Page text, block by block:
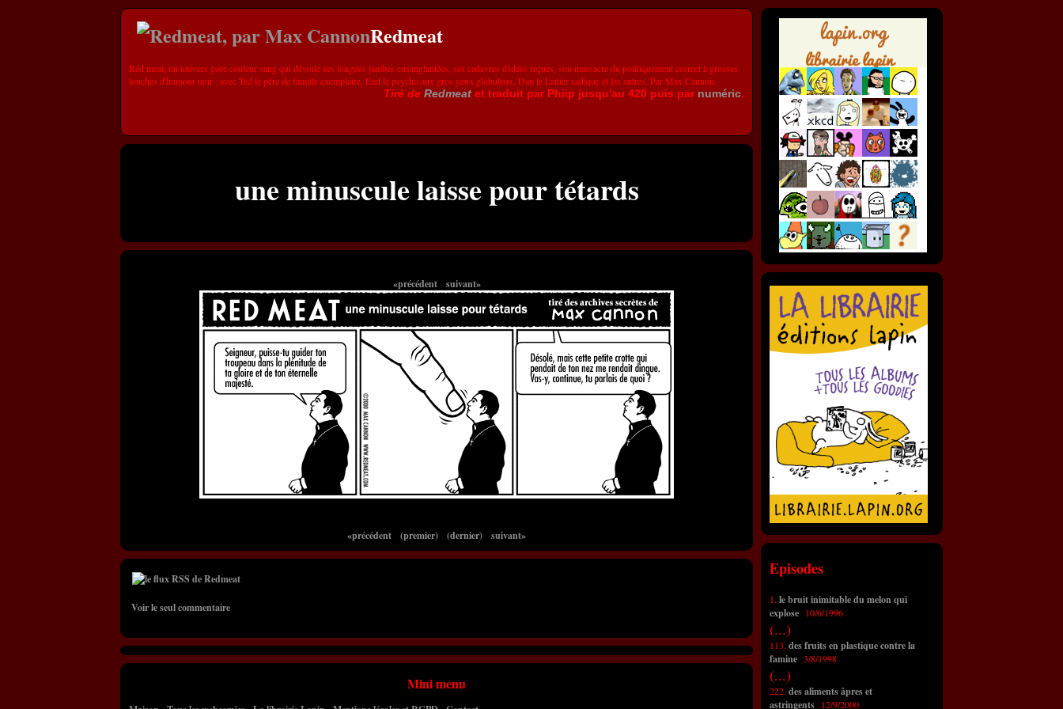
Redmeat
Red meat, un univers gore couleur sang qui dévoile ses longues jambes ensanglantées, ses cadavres d'idées reçues, son massacre du politiquement correct à grosses
touches d'humour noir : avec Ted le père de famille exemplaire, Earl le psycho aux gros yeux globuleux, Dan le Laitier sadique et les autres. Par Max Cannon.
Tiré de Redmeat et traduit par Phiip jusqu'au 420 puis par numéric.
une minuscule laisse pour tétards
«précédent suivant»
«précédent (premier) (dernier) suivant»
Voir le seul commentaire
Mini menu
Episodes
1. le bruit inimitable du melon qui
explose 10/6/1996
(...)
113. des fruits en plastique contre la
famine 3/8/1998
(...)
222. des aliments âpres et
astringents 12/9/2000